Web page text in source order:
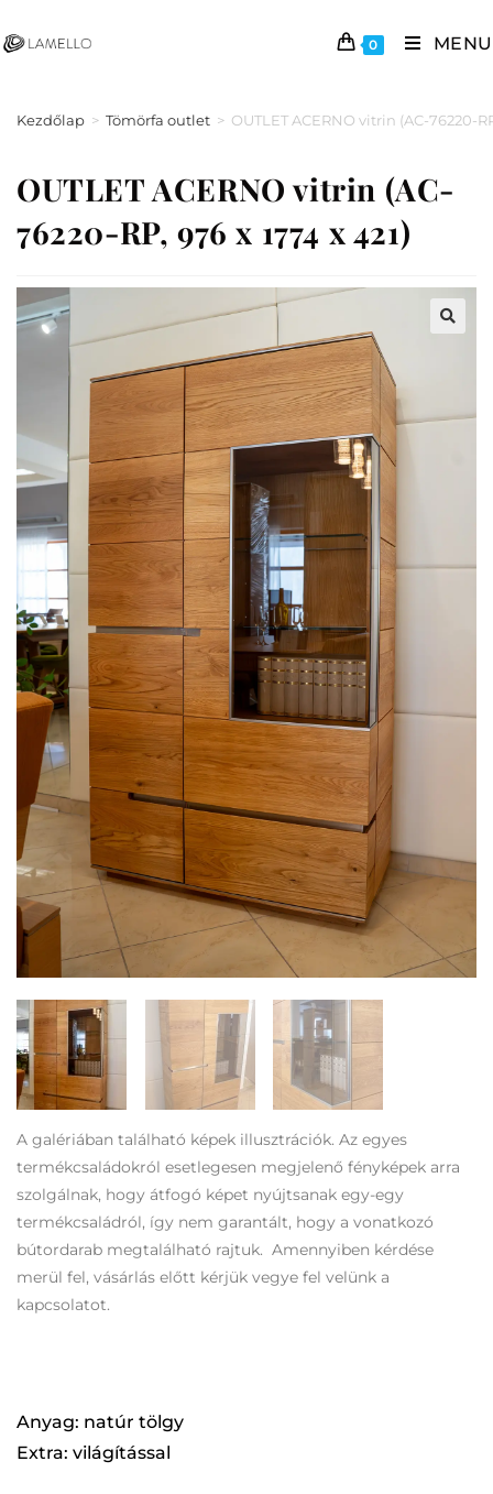
0 MENU
Kezdőlap > Tömörfa outlet > OUTLET ACERNO vitrin (AC-76220-
OUTLET ACERNO vitrin (AC-
76220-RP, 976 x 1774 x 421)
A galériában található képek illusztrációk. Az egyes
termékcsaládokról esetlegesen megjelenő fényképek arra
szolgálnak, hogy átfogó képet nyújtsanak egy-egy
termékcsaládról, így nem garantált, hogy a vonatkozó
bútordarab megtalálható rajtuk. Amennyiben kérdése
merül fel, vásárlás előtt kérjük vegye fel velünk a
kapcsolatot.
Anyag: natúr tölgy
Extra: világítással